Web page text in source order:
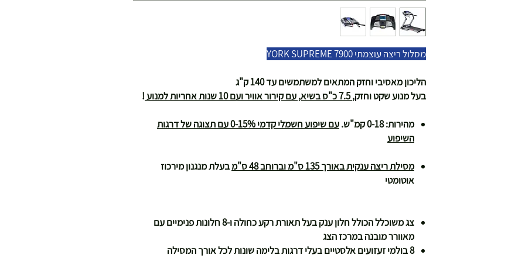
מסלול ריצה עוצמתי YORK SUPREME 7900
הליכון מאסיבי וחזק המתאים למשתמשים עד 140 ק"ג
בעל מנוע שקט וחזק,7.5 כ"ס בשיא, עם קירור אוויר ועם 10 שנות אחריות למנוע !
מהירות: 0-18 קמ"ש.
עם שיפוע חשמלי קדמי 0-15% עם תצוגה של דרגות
השיפוע
מסילת ריצה ענקית באורך 135 ס"מ וברוחב 48 ס"מ
בעלת מנגנון מירכוז
אוטומטי
צג משוכלל הכולל חלון ענק בעל תאורת רקע כחולה ו-8 חלונות פנימיים עם
מאוורר מובנה במרכז הצג
8 בולמי זעזועים אלסטיים בעלי דרגות בלימה שונות לכל אורך המסילה